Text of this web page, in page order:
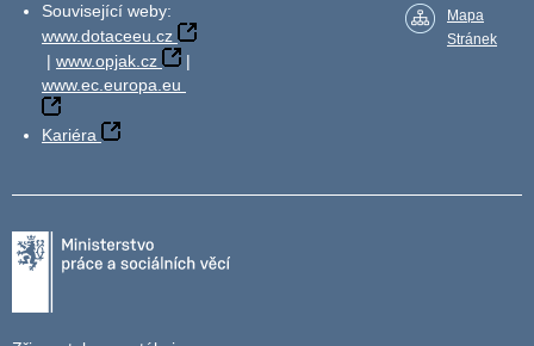
Související weby:
www.dotaceeu.cz
| www.opjak.cz
|
www.ec.europa.eu
Kariéra
Mapa
Stránek